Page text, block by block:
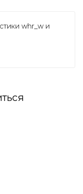
whr_w и